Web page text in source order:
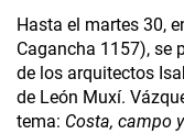
Hasta el martes 30,
Cagancha 1157), se
de los arquitectos
de León Muxí.
tema: Costa, campo